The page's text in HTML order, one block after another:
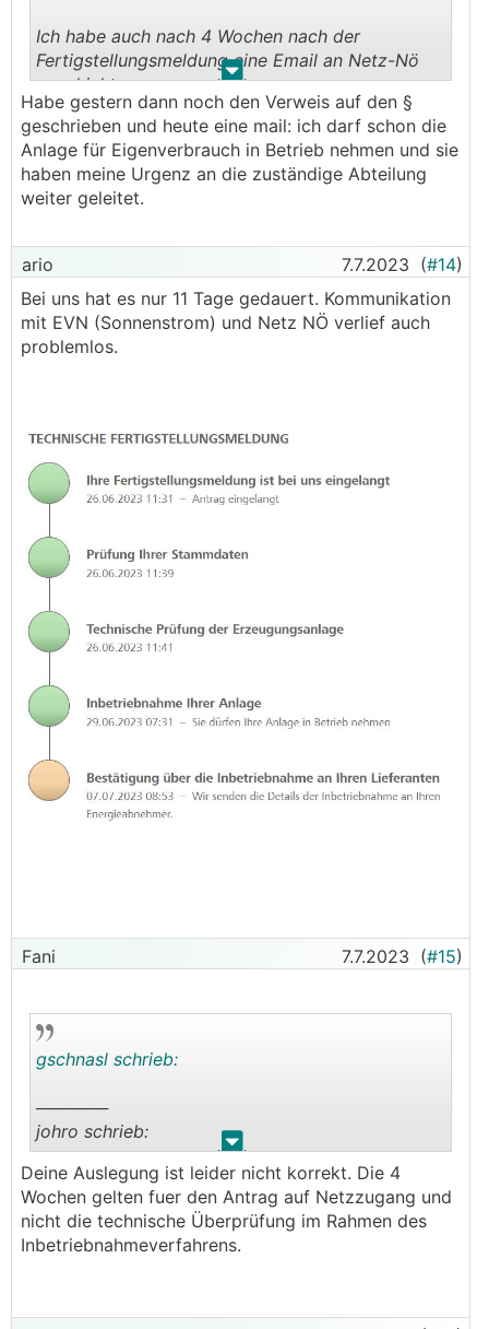
. .
Ich habe auch nach 4 Wochen nach der
Fertigstellungsmeldung eine Email an Netz-Nö
geschickt.
Ein paar Stunden später habe ich als Antwort
bekommen, dass die 4 Wochen Frist nur für den
Netzvertrag gilt. Ich habe am nächsten Tag dann
zurückgeschrieben, dass ich das Gesetz anders
auslege. Auf diese E-Mail habe ich keine Antwort
Habe gestern dann noch den Verweis auf den §
geschrieben und heute eine mail: ich darf schon die
Anlage für Eigenverbrauch in Betrieb nehmen und sie
haben meine Urgenz an die zuständige Abteilung
weiter geleitet.
ario 7.7.2023 (#14)
Bei uns hat es nur 11 Tage gedauert. Kommunikation
mit EVN (Sonnenstrom) und Netz NÖ verlief auch
problemlos.
Fani 7.7.2023 (#15)
. .
gschnasl schrieb:
──────
johro schrieb:
──────
lgnam schrieb:
Ich habe einfach ein Mail an NetzNÖ nach Ablauf
nehme ich meine Anlage vier Wochen nach
Deine Auslegung ist leider nicht korrekt. Die 4
Wochen gelten fuer den Antrag auf Netzzugang und
nicht die technische Überprüfung im Rahmen des
Inbetriebnahmeverfahrens.